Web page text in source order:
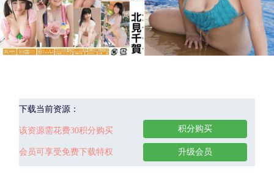
下载当前资源：
该资源需花费30积分购买
会员可享受免费下载特权
积分购买
升级会员